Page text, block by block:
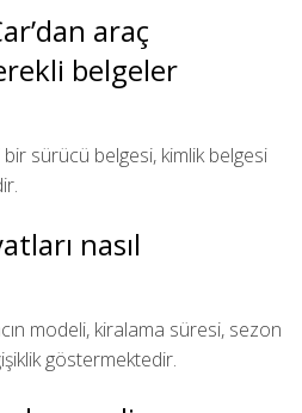
araç
belgeler
sürücü belgesi, kimlik belgesi
nasıl
modeli, kiralama süresi, sezon
göstermektedir.